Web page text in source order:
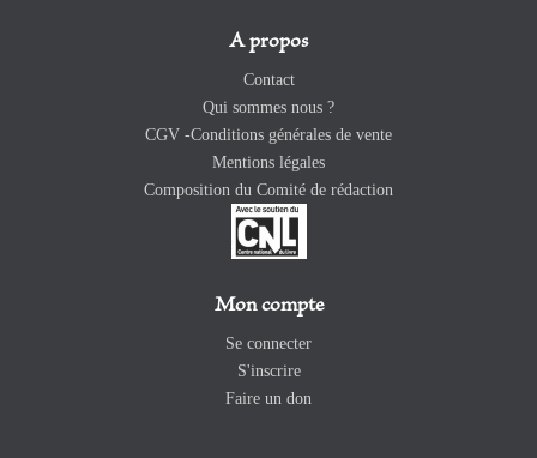
A propos
Contact
Qui sommes nous ?
CGV -Conditions générales de vente
Mentions légales
Composition du Comité de rédaction
Mon compte
Se connecter
S'inscrire
Faire un don